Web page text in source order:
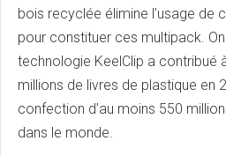
bois recyclée élimine l’usage de
pour constituer ces multipack.
technologie KeelClip a contribué
millions de livres de plastique en
confection d’au moins 550
dans le monde.